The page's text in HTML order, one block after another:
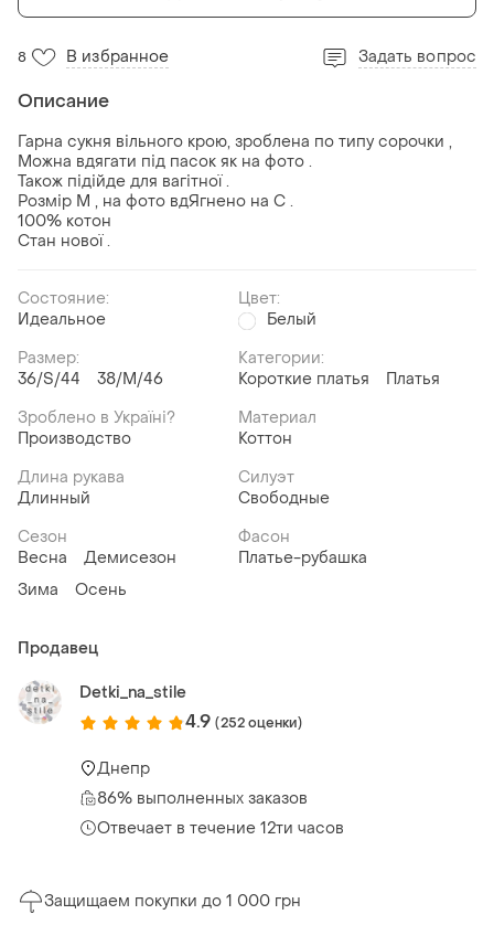
8 В избранное Задать вопрос
Описание
Гарна сукня вільного крою, зроблена по типу сорочки ,
Можна вдягати під пасок як на фото .
Також підійде для вагітної .
Розмір М , на фото вдЯгнено на С .
100% котон
Стан нової .
Состояние:
Идеальное
Цвет:
Белый
Размер:
36/S/44
38/M/46
Категории:
Короткие платья
Платья
Зроблено в Україні?
Производство
Материал
Коттон
Длина рукава
Длинный
Силуэт
Свободные
Сезон
Весна
Демисезон
Зима
Осень
Фасон
Платье-рубашка
Продавец
Detki_na_stile
4.9 (252 оценки)
Днепр
86% выполненных заказов
Отвечает в течение 12ти часов
Защищаем покупки до 1 000 грн